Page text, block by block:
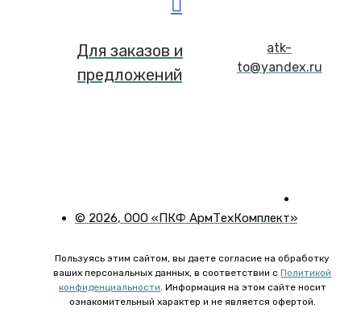
Для заказов и
предложений
atk-
to@yandex.ru
© 2026, ООО «ПКФ АрмТехКомплект»
Пользуясь этим сайтом, вы даете согласие на обработку
ваших персональных данных, в соответствии сПолитикой
конфиденциальности. Информация на этом сайте носит
ознакомительный характер и не является офертой.